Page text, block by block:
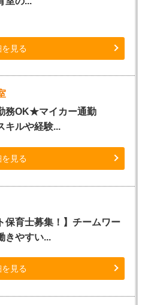
見る
務OK★マイカー通勤
キルや経験...
見る
保育士募集！】チームワー
きやすい...
見る